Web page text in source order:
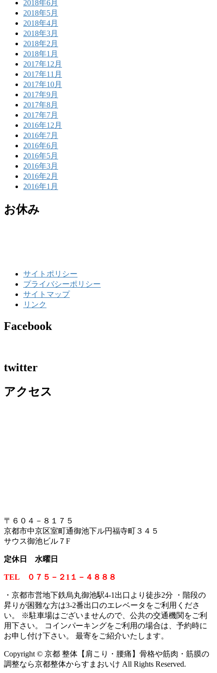
2018年6月
2018年5月
2018年4月
2018年3月
2018年2月
2018年1月
2017年12月
2017年11月
2017年10月
2017年9月
2017年8月
2017年7月
2016年12月
2016年7月
2016年6月
2016年5月
2016年3月
2016年2月
2016年1月
お休み
サイトポリシー
プライバシーポリシー
サイトマップ
リンク
Facebook
twitter
アクセス
〒６０４－８１７５
京都市中京区室町通御池下ル円福寺町３４５
サウス御池ビル７F
定休日 水曜日
TEL ０７５－２1１－４８８８
・京都市営地下鉄烏丸御池駅4-1出口より徒歩2分 ・階段の
昇りが困難な方は3-2番出口のエレベータをご利用くださ
い。
※駐車場はございませんので、公共の交通機関をご利
用下さい。 コインパーキングをご利用の場合は、予約時に
お申し付け下さい。 最寄をご紹介いたします。
Copyright © 京都 整体【肩こり・腰痛】骨格や筋肉・筋膜の
調整なら京都整体からすまおいけ All Rights Reserved.